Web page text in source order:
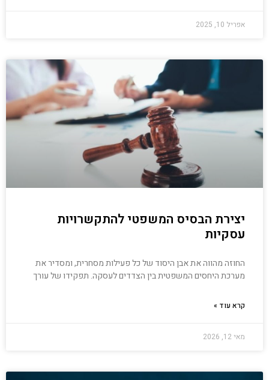
אפריל 10, 2025
יצירת הבסיס המשפטי להתקשרויות
עסקיות
החוזה מהווה את אבן היסוד של כל פעילות מסחרית, ומסדיר את
מערכת היחסים המשפטית בין הצדדים לעסקה. תפקידו של עורך
קרא עוד »
מאי 12, 2026